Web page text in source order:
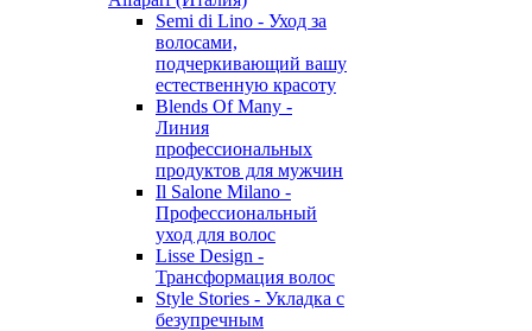
Semi di Lino - Уход за
волосами,
подчеркивающий вашу
естественную красоту
Blends Of Many -
Линия
профессиональных
продуктов для мужчин
Il Salone Milano -
Профессиональный
уход для волос
Lisse Design -
Трансформация волос
Style Stories - Укладка с
безупречным